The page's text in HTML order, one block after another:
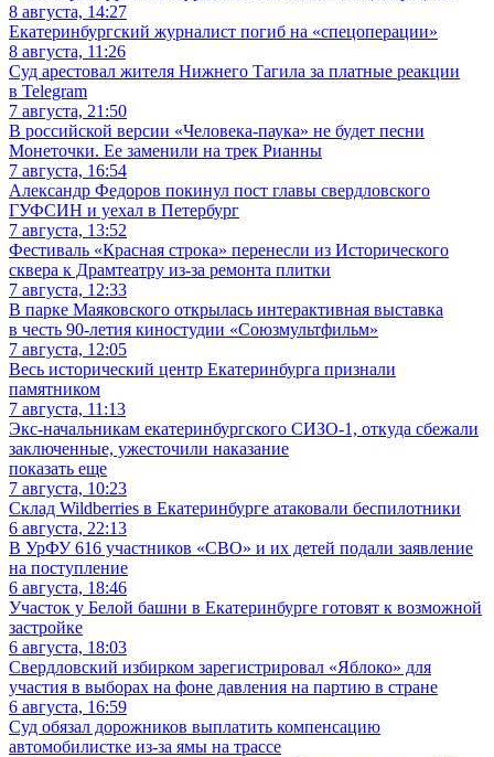
8 августа, 14:27
Екатеринбургский журналист погиб на «спецоперации»
8 августа, 11:26
Суд арестовал жителя Нижнего Тагила за платные реакции
в Telegram
7 августа, 21:50
В российской версии «Человека-паука» не будет песни
Монеточки. Ее заменили на трек Рианны
7 августа, 16:54
Александр Федоров покинул пост главы свердловского
ГУФСИН и уехал в Петербург
7 августа, 13:52
Фестиваль «Красная строка» перенесли из Исторического
сквера к Драмтеатру из-за ремонта плитки
7 августа, 12:33
В парке Маяковского открылась интерактивная выставка
в честь 90-летия киностудии «Союзмультфильм»
7 августа, 12:05
Весь исторический центр Екатеринбурга признали
памятником
7 августа, 11:13
Экс-начальникам екатеринбургского СИЗО-1, откуда сбежали
заключенные, ужесточили наказание
показать еще
7 августа, 10:23
Склад Wildberries в Екатеринбурге атаковали беспилотники
6 августа, 22:13
В УрФУ 616 участников «СВО» и их детей подали заявление
на поступление
6 августа, 18:46
Участок у Белой башни в Екатеринбурге готовят к возможной
застройке
6 августа, 18:03
Свердловский избирком зарегистрировал «Яблоко» для
участия в выборах на фоне давления на партию в стране
6 августа, 16:59
Суд обязал дорожников выплатить компенсацию
автомобилистке из-за ямы на трассе